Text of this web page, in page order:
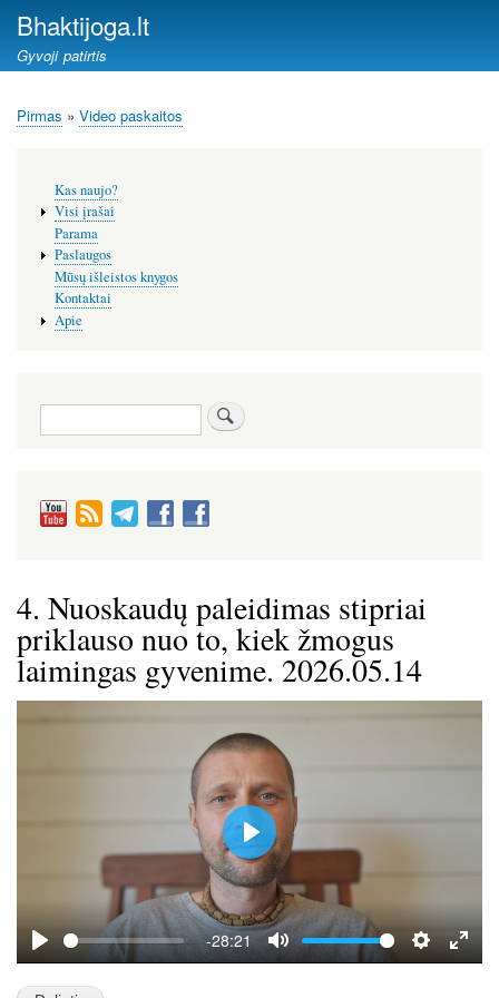
Bhaktijoga.lt
Gyvoji patirtis
Kelias
Pirmas Video paskaitos
4. Nuoskaudų paleidimas stipriai
priklauso nuo to, kiek žmogus
laimingas gyvenime. 2026.05.14
P
l
-28:21
M
S
E
P
l
a
y
meniu
Kas naujo?
Visi įrašai
Parama
Paslaugos
Mūsų išleistos knygos
Kontaktai
Apie
Paieška